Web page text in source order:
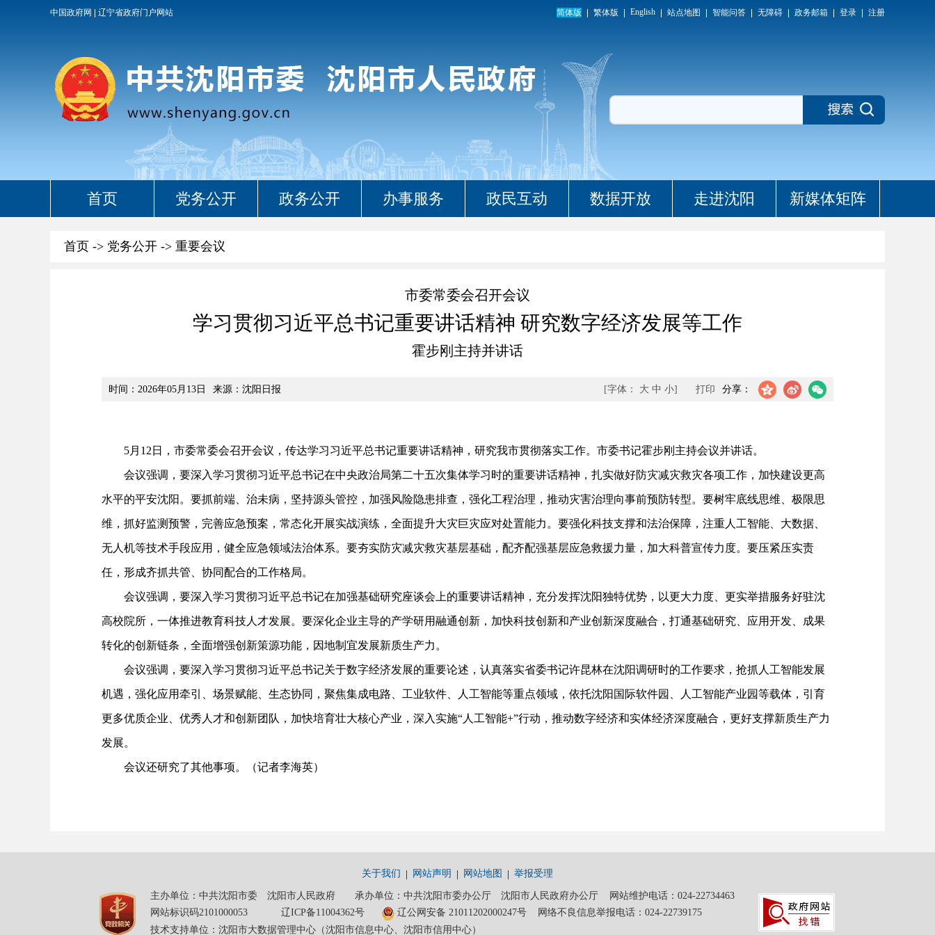
中国政府网 辽宁省政府门户网站 简体版 繁体版 English 站点地图 智能问答 无障碍 政务邮箱 登录 注册
首页 党务公开 政务公开 办事服务 政民互动 数据开放 走进沈阳 新媒体矩阵
首页 -> 党务公开 -> 重要会议
市委常委会召开会议
学习贯彻习近平总书记重要讲话精神 研究数字经济发展等工作
霍步刚主持并讲话
时间：2026年05月13日 来源：沈阳日报 分享：
[字体： 大 中 小] 打印
5月12日，市委常委会召开会议，传达学习习近平总书记重要讲话精神，研究我市贯彻落实工作。市委书记霍步刚主持会议并讲话。
会议强调，要深入学习贯彻习近平总书记在中央政治局第二十五次集体学习时的重要讲话精神，扎实做好防灾减灾救灾各项工作，加快建设更高
水平的平安沈阳。要抓前端、治未病，坚持源头管控，加强风险隐患排查，强化工程治理，推动灾害治理向事前预防转型。要树牢底线思维、极限思
维，抓好监测预警，完善应急预案，常态化开展实战演练，全面提升大灾巨灾应对处置能力。要强化科技支撑和法治保障，注重人工智能、大数据、
无人机等技术手段应用，健全应急领域法治体系。要夯实防灾减灾救灾基层基础，配齐配强基层应急救援力量，加大科普宣传力度。要压紧压实责
任，形成齐抓共管、协同配合的工作格局。
会议强调，要深入学习贯彻习近平总书记在加强基础研究座谈会上的重要讲话精神，充分发挥沈阳独特优势，以更大力度、更实举措服务好驻沈
高校院所，一体推进教育科技人才发展。要深化企业主导的产学研用融通创新，加快科技创新和产业创新深度融合，打通基础研究、应用开发、成果
转化的创新链条，全面增强创新策源功能，因地制宜发展新质生产力。
会议强调，要深入学习贯彻习近平总书记关于数字经济发展的重要论述，认真落实省委书记许昆林在沈阳调研时的工作要求，抢抓人工智能发展
机遇，强化应用牵引、场景赋能、生态协同，聚焦集成电路、工业软件、人工智能等重点领域，依托沈阳国际软件园、人工智能产业园等载体，引育
更多优质企业、优秀人才和创新团队，加快培育壮大核心产业，深入实施“人工智能+”行动，推动数字经济和实体经济深度融合，更好支撑新质生产力
发展。
会议还研究了其他事项。（记者李海英）
关于我们 网站声明 网站地图 举报受理
主办单位：中共沈阳市委 沈阳市人民政府 承办单位：中共沈阳市委办公厅 沈阳市人民政府办公厅 网站维护电话：024-22734463
网站标识码2101000053
辽ICP备11004362号 辽公网安备 21011202000247号 网络不良信息举报电话：024-22739175
技术支持单位：沈阳市大数据管理中心（沈阳市信息中心、沈阳市信用中心）